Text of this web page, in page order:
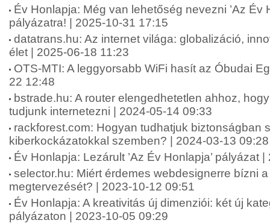
Év Honlapja: Még van lehetőség nevezni ’Az Év
pályázatra! | 2025-10-31 17:15
datatrans.hu: Az internet világa: globalizáció,
élet | 2025-06-18 11:23
OTS-MTI: A leggyorsabb WiFi hasít az Óbudai
22 12:48
bstrade.hu: A router elengedhetetlen ahhoz,
tudjunk internetezni | 2024-05-14 09:33
rackforest.com: Hogyan tudhatjuk biztonságban
kiberkockázatokkal szemben? | 2024-03-13 09:28
Év Honlapja: Lezárult ’Az Év Honlapja’ pályázat
selector.hu: Miért érdemes webdesignerre bízni
megtervezését? | 2023-10-12 09:51
Év Honlapja: A kreativitás új dimenziói: két új
pályázaton | 2023-10-05 09:29